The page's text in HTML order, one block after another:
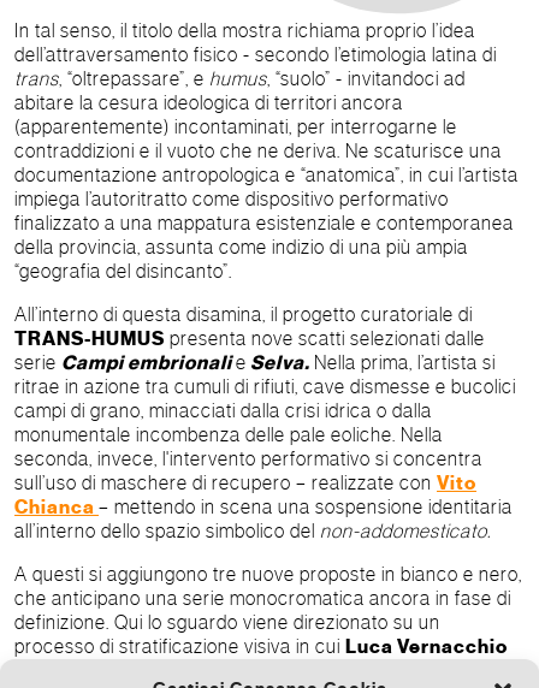
In tal senso, il titolo della mostra richiama proprio l’idea
dell’attraversamento fisico - secondo l’etimologia latina di
trans , “oltrepassare”, e humus , “suolo” - invitandoci ad
abitare la cesura ideologica di territori ancora
(apparentemente) incontaminati, per interrogarne le
contraddizioni e il vuoto che ne deriva. Ne scaturisce una
documentazione antropologica e “anatomica”, in cui l’artista
impiega l’autoritratto come dispositivo performativo
finalizzato a una mappatura esistenziale e contemporanea
della provincia, assunta come indizio di una più ampia
“geografia del disincanto”.
All’interno di questa disamina, il progetto curatoriale di
TRANS-HUMUS presenta nove scatti selezionati dalle
serie Campi embrionalie Selva. Nella prima, l’artista si
ritrae in azione tra cumuli di rifiuti, cave dismesse e bucolici
campi di grano, minacciati dalla crisi idrica o dalla
monumentale incombenza delle pale eoliche. Nella
seconda, invece, l'intervento performativo si concentra
sull’uso di maschere di recupero – realizzate con Vito
Chianca – mettendo in scena una sospensione identitaria
all’interno dello spazio simbolico del non-addomesticato.
A questi si aggiungono tre nuove proposte in bianco e nero,
che anticipano una serie monocromatica ancora in fase di
definizione. Qui lo sguardo viene direzionato su un
processo di stratificazione visiva in cui Luca Vernacchio